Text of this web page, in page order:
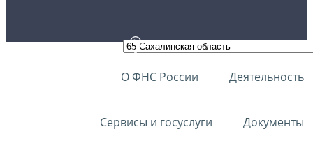
О ФНС России Деятельность
Сервисы и госуслуги Документы